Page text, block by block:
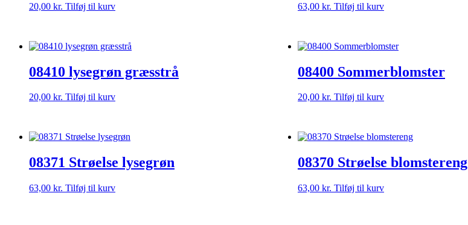
20,00 kr. Tilføj til kurv 63,00 kr. Tilføj til kurv
08410 lysegrøn græsstrå
20,00 kr. Tilføj til kurv
08400 Sommerblomster
20,00 kr. Tilføj til kurv
08371 Strøelse lysegrøn
63,00 kr. Tilføj til kurv
08370 Strøelse blomstereng
63,00 kr. Tilføj til kurv